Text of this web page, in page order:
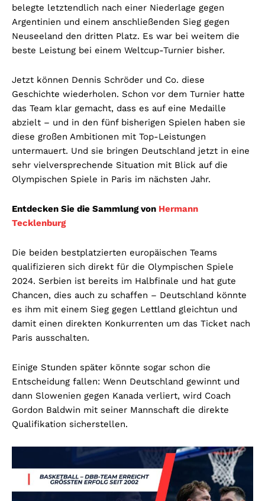
belegte letztendlich nach einer Niederlage gegen
Argentinien und einem anschließenden Sieg gegen
Neuseeland den dritten Platz. Es war bei weitem die
beste Leistung bei einem Weltcup-Turnier bisher.
Jetzt können Dennis Schröder und Co. diese
Geschichte wiederholen. Schon vor dem Turnier hatte
das Team klar gemacht, dass es auf eine Medaille
abzielt – und in den fünf bisherigen Spielen haben sie
diese großen Ambitionen mit Top-Leistungen
untermauert. Und sie bringen Deutschland jetzt in eine
sehr vielversprechende Situation mit Blick auf die
Olympischen Spiele in Paris im nächsten Jahr.
Entdecken Sie die Sammlung von Hermann
Tecklenburg
Die beiden bestplatzierten europäischen Teams
qualifizieren sich direkt für die Olympischen Spiele
2024. Serbien ist bereits im Halbfinale und hat gute
Chancen, dies auch zu schaffen – Deutschland könnte
es ihm mit einem Sieg gegen Lettland gleichtun und
damit einen direkten Konkurrenten um das Ticket nach
Paris ausschalten.
Einige Stunden später könnte sogar schon die
Entscheidung fallen: Wenn Deutschland gewinnt und
dann Slowenien gegen Kanada verliert, wird Coach
Gordon Baldwin mit seiner Mannschaft die direkte
Qualifikation sicherstellen.